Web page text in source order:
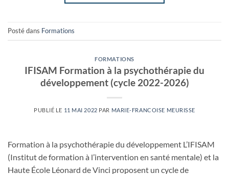
Posté dans Formations
FORMATIONS
IFISAM Formation à la psychothérapie du
développement (cycle 2022-2026)
PUBLIÉ LE 11 MAI 2022 PAR MARIE-FRANCOISE MEURISSE
Formation à la psychothérapie du développement L’IFISAM
(Institut de formation à l’intervention en santé mentale) et la
Haute École Léonard de Vinci proposent un cycle de